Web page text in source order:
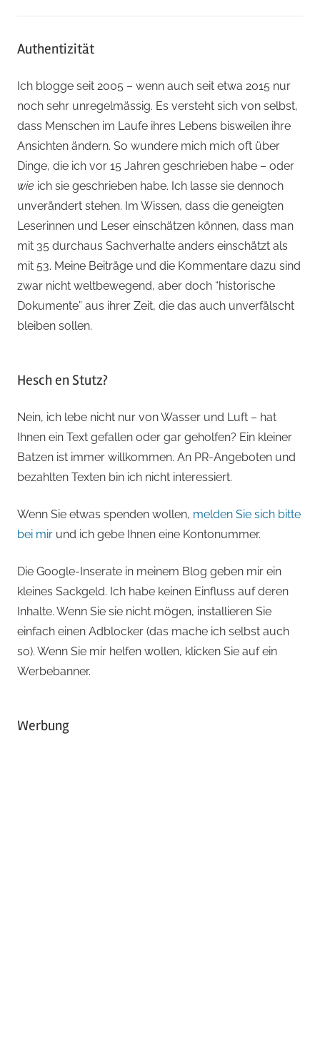
Authentizität
Ich blogge seit 2005 – wenn auch seit etwa 2015 nur
noch sehr unregelmässig. Es versteht sich von selbst,
dass Menschen im Laufe ihres Lebens bisweilen ihre
Ansichten ändern. So wundere mich mich oft über
Dinge, die ich vor 15 Jahren geschrieben habe – oder
wie ich sie geschrieben habe. Ich lasse sie dennoch
unverändert stehen. Im Wissen, dass die geneigten
Leserinnen und Leser einschätzen können, dass man
mit 35 durchaus Sachverhalte anders einschätzt als
mit 53. Meine Beiträge und die Kommentare dazu sind
zwar nicht weltbewegend, aber doch “historische
Dokumente” aus ihrer Zeit, die das auch unverfälscht
bleiben sollen.
Hesch en Stutz?
Nein, ich lebe nicht nur von Wasser und Luft – hat
Ihnen ein Text gefallen oder gar geholfen? Ein kleiner
Batzen ist immer willkommen. An PR-Angeboten und
bezahlten Texten bin ich nicht interessiert.
Wenn Sie etwas spenden wollen, melden Sie sich bitte
bei mir und ich gebe Ihnen eine Kontonummer.
Die Google-Inserate in meinem Blog geben mir ein
kleines Sackgeld. Ich habe keinen Einfluss auf deren
Inhalte. Wenn Sie sie nicht mögen, installieren Sie
einfach einen Adblocker (das mache ich selbst auch
so). Wenn Sie mir helfen wollen, klicken Sie auf ein
Werbebanner.
Werbung